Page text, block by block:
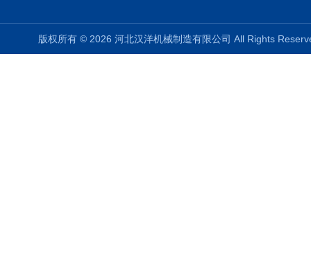
版权所有 © 2026 河北汉洋机械制造有限公司 All Rights